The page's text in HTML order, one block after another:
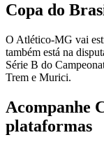
Copa do
O Atlético-MG vai
também está na
Série B do
Trem e Murici.
Acompanhe
plataformas